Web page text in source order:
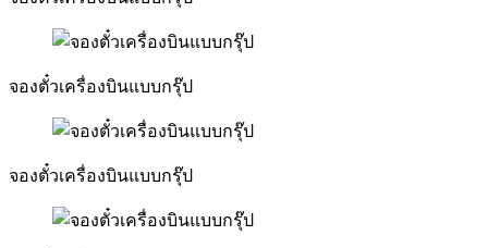
จองตั๋วเครื่องบินแบบกรุ๊ป
จองตั๋วเครื่องบินแบบกรุ๊ป